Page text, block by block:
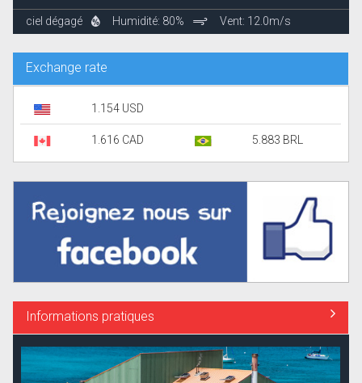
ciel dégagé Humidité: 80% Vent: 12.0m/s
Exchange rate
1.154 USD
1.616 CAD 5.883 BRL
Informations pratiques